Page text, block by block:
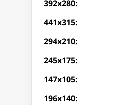
392x280:
441x315:
294x210:
245x175:
147x105:
196x140: